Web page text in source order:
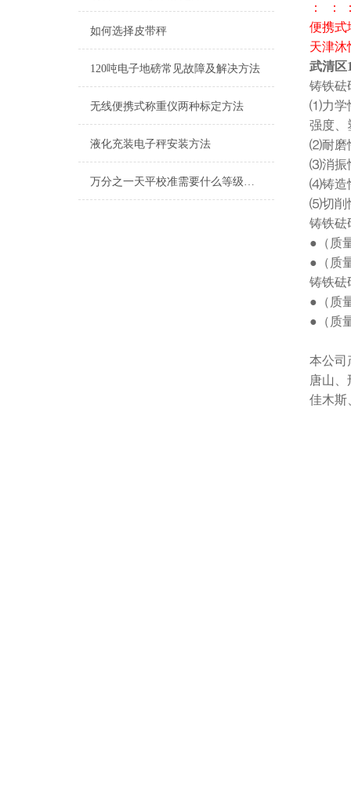
如何选择皮带秤
120吨电子地磅常见故障及解决方法
无线便携式称重仪两种标定方法
液化充装电子秤安装方法
万分之一天平校准需要什么等级砝码
： ：
便携式
天津沐
武清区
铸铁砝
⑴力学
强度、
⑵耐磨
⑶消振
⑷铸造
⑸切削
铸铁砝
●（质
●（质
铸铁砝
●（质
●（质
本公司
唐山
佳木斯